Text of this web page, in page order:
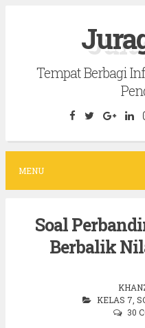
c
Tempat Berbagi
MENU
Soal
Berbalik
KELAS 7
30